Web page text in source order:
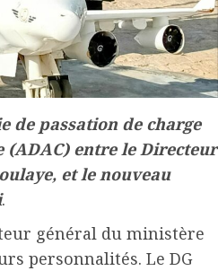
de passation de charge
(ADAC) entre le Directeur
et le nouveau
.
général du ministère
personnalités. Le DG